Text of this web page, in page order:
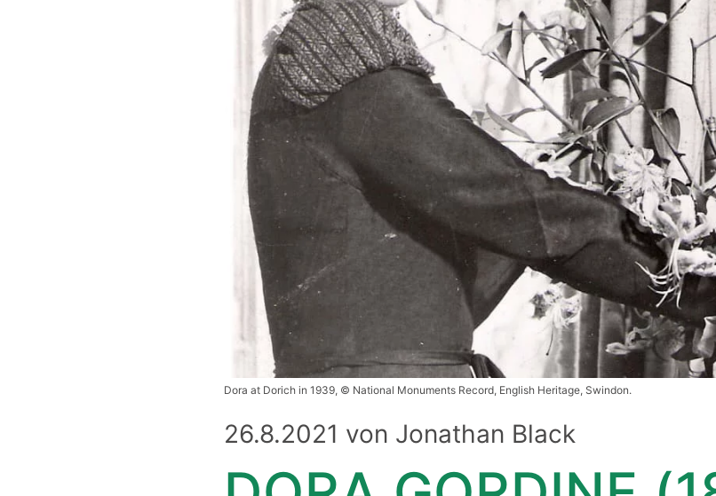
Dora at Dorich in 1939, © National Monuments Record, English Heritage, Swindon.
26.8.2021 von Jonathan Black